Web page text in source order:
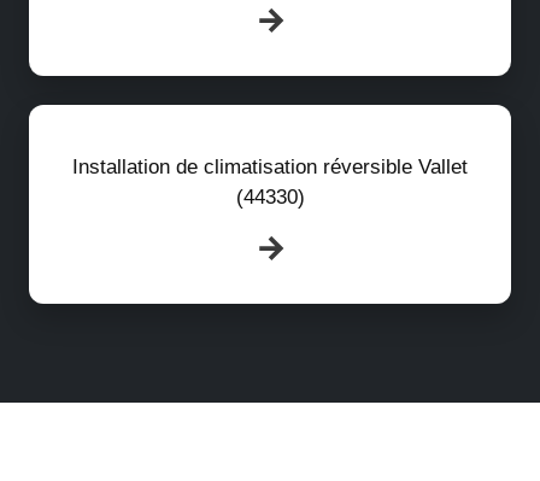
Installation de climatisation réversible Vallet
(44330)